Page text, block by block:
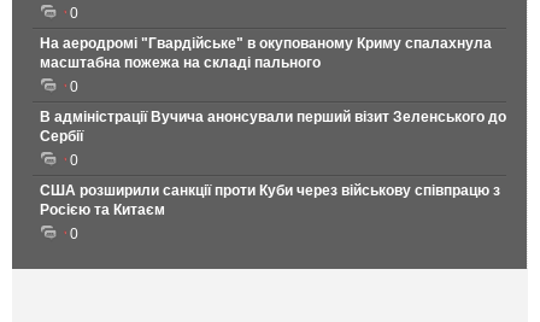
0
На аеродромі "Гвардійське" в окупованому Криму спалахнула
масштабна пожежа на складі пального
0
В адміністрації Вучича анонсували перший візит Зеленського до
Сербії
0
США розширили санкції проти Куби через військову співпрацю з
Росією та Китаєм
0